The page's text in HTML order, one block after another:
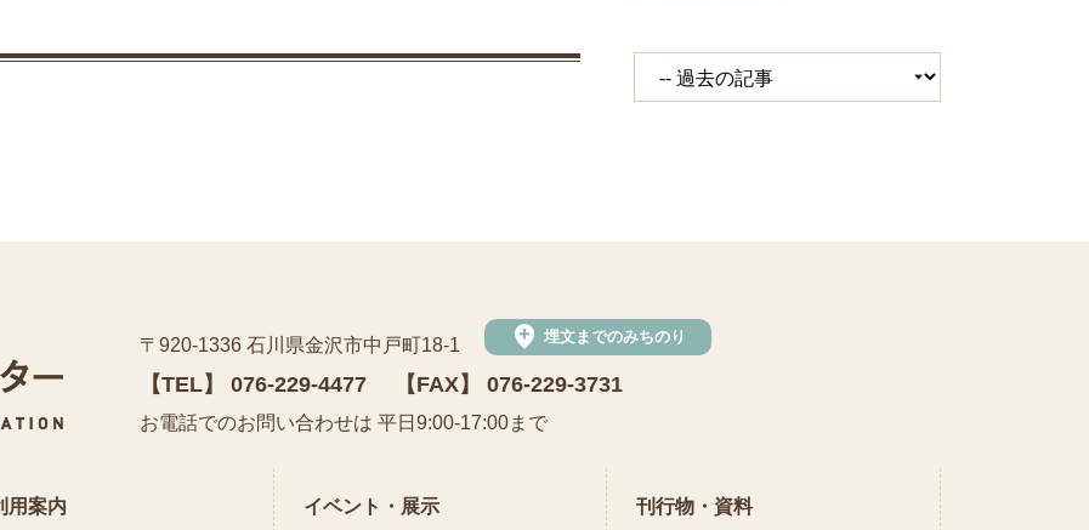
公益財団法人 石川県埋蔵文化財センター
〒920-1336 石川県金沢市中戸町18-1 add_location 埋文までのみちのり
【TEL】 076-229-4477 【FAX】 076-229-3731
お電話でのお問い合わせは 平日9:00-17:00まで
用案内 イベント・展示 刊行物・資料